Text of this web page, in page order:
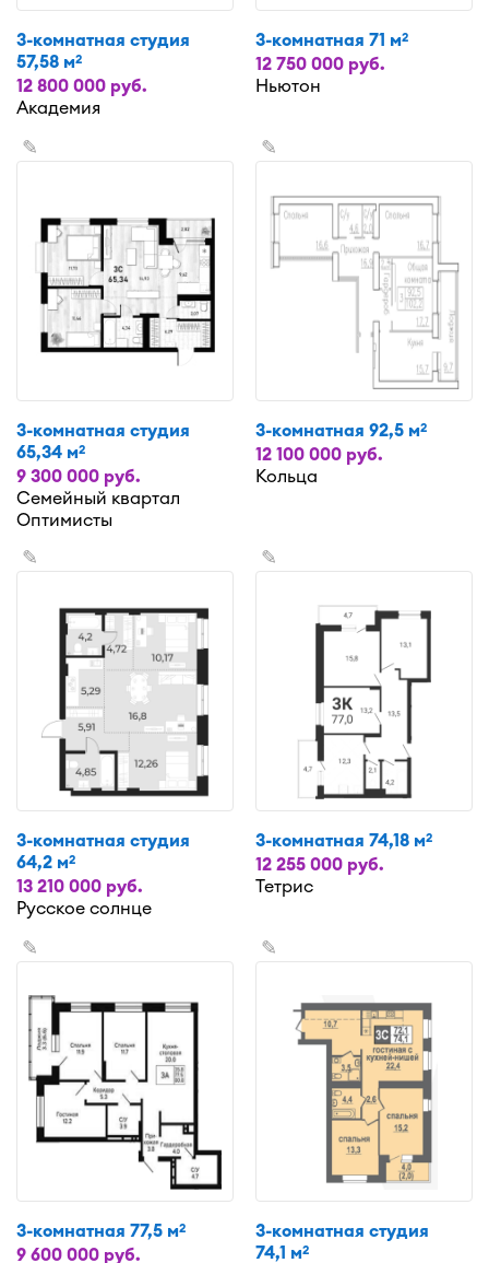
3-комнатная студия
57,58 м2
12 800 000 руб.
Академия
3-комнатная 71 м2
12 750 000 руб.
Ньютон
✎
3-комнатная студия
65,34 м2
9 300 000 руб.
Семейный квартал
Оптимисты
✎
3-комнатная 92,5 м2
12 100 000 руб.
Кольца
✎
3-комнатная студия
64,2 м2
13 210 000 руб.
Русское солнце
✎
3-комнатная 74,18 м2
12 255 000 руб.
Тетрис
✎
3-комнатная 77,5 м2
9 600 000 руб.
✎
3-комнатная студия
74,1 м2